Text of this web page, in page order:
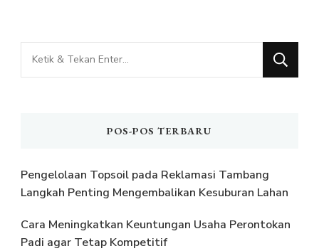
Mencari
Sesuatu?
POS-POS TERBARU
Pengelolaan Topsoil pada Reklamasi Tambang
Langkah Penting Mengembalikan Kesuburan Lahan
Cara Meningkatkan Keuntungan Usaha Perontokan
Padi agar Tetap Kompetitif